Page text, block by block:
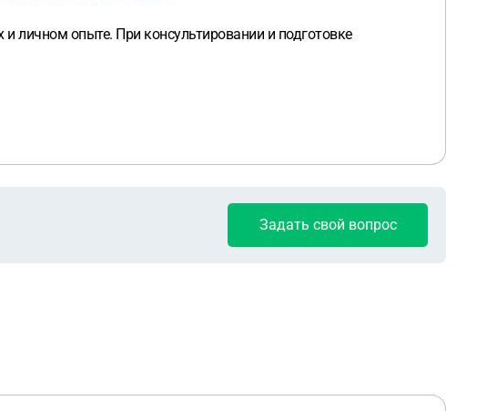
личном опыте. При консультировании и подготовке
Задать свой вопрос